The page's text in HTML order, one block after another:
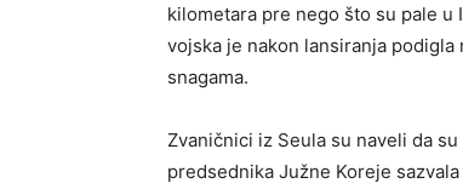
kilometara pre nego što su pale
vojska je nakon lansiranja
snagama.
Zvaničnici iz Seula su naveli da
predsednika Južne Koreje